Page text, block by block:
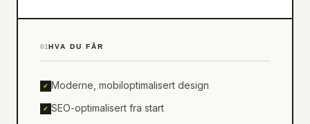
01HVA DU FÅR
✓ Moderne, mobiloptimalisert design
✓ SEO-optimalisert fra start